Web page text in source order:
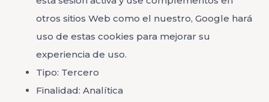
otros sitios Web como el nuestro, Google hará
uso de estas cookies para mejorar su
experiencia de uso.
Tipo: Tercero
Finalidad: Analítica